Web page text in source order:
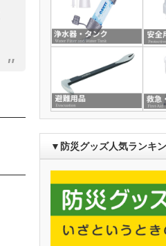
▼防災グッズ人気ランキ